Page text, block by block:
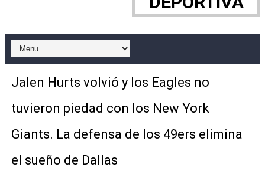
WWE NXT - Myles Borne y Tavion Heights ponen fin
Canadian Football League 2026 - Week 10
EFA y AFLE 2026 - Regular season
Jalen Hurts volvió y los Eagles no
tuvieron piedad con los New York
Giants. La defensa de los 49ers elimina
el sueño de Dallas